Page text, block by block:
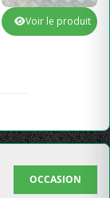
Voir le produit
OCCASION